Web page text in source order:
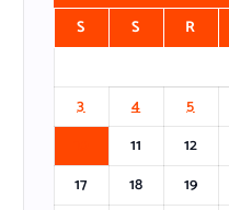
S
S R
3
4 5
11 12
17
18 19